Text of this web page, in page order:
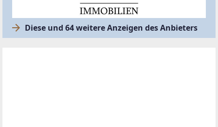
Diese und 64 weitere Anzeigen des Anbieters